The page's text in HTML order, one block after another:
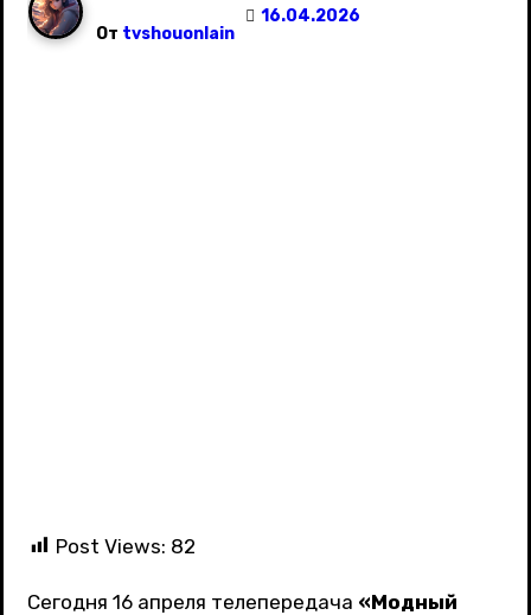
От tvshouonlain
16.04.2026
Post Views: 82
Сегодня 16 апреля телепередача «Модный